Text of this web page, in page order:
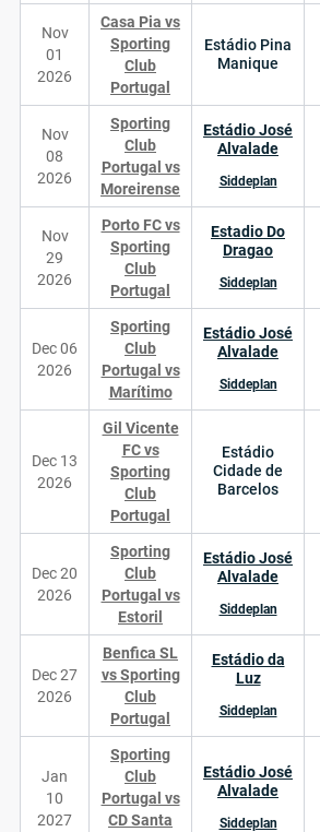
Nov
01
2026
Casa Pia vs
Sporting
Club
Portugal
Estádio Pina
Manique
Nov
08
2026
Sporting
Club
Portugal vs
Moreirense
Estádio José
Alvalade
Siddeplan
Nov
29
2026
Porto FC vs
Sporting
Club
Portugal
Estadio Do
Dragao
Siddeplan
Dec 06
2026
Sporting
Club
Portugal vs
Marítimo
Estádio José
Alvalade
Siddeplan
Dec 13
2026
Gil Vicente
FC vs
Sporting
Club
Portugal
Estádio
Cidade de
Barcelos
Dec 20
2026
Sporting
Club
Portugal vs
Estoril
Estádio José
Alvalade
Siddeplan
Dec 27
2026
Benfica SL
vs Sporting
Club
Portugal
Estádio da
Luz
Siddeplan
Jan
10
2027
Sporting
Club
Portugal vs
CD Santa
Estádio José
Alvalade
Siddeplan